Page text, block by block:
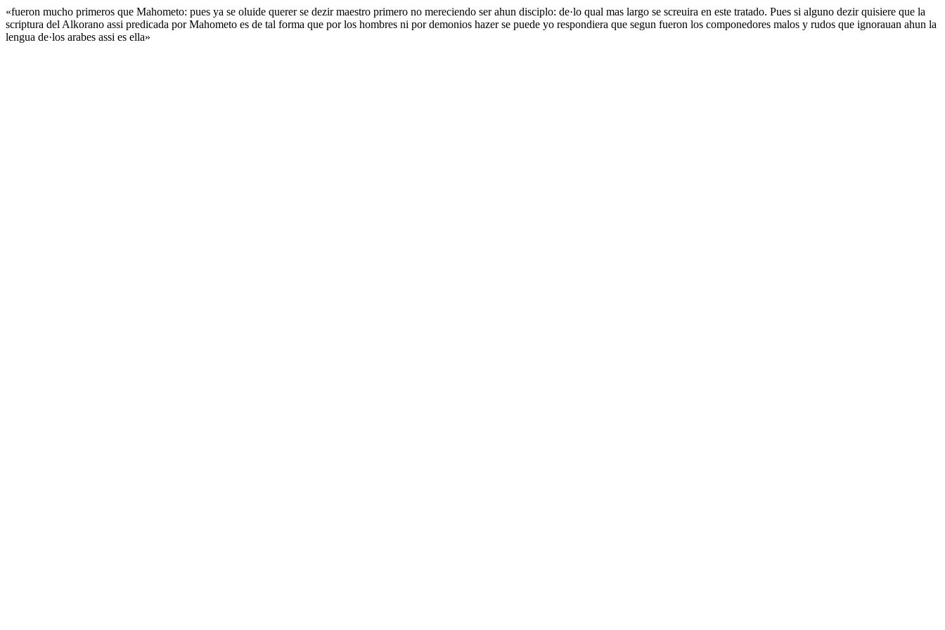
«fueron mucho primeros que Mahometo: pues ya se oluide querer se dezir maestro primero no mereciendo ser ahun disciplo: de·lo qual mas largo se screuira en este tratado. Pues si alguno dezir quisiere que la
scriptura del Alkorano assi predicada por Mahometo es de tal forma que por los hombres ni por demonios hazer se puede yo respondiera que segun fueron los componedores malos y rudos que ignorauan ahun la
lengua de·los arabes assi es ella»